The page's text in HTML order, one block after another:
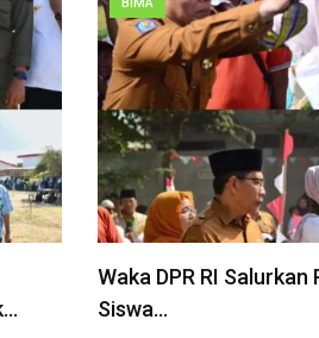
Waka DPR RI Salurkan
Siswa…